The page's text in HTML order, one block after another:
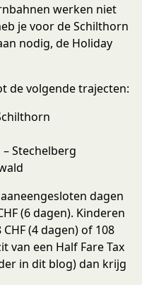
werken niet
je voor de Schilthorn
nodig, de Holiday
de volgende trajecten:
Stechelberg
dagen
(6 dagen). Kinderen
(4 dagen) of 108
van een Half Fare Tax
in dit blog) dan krijg